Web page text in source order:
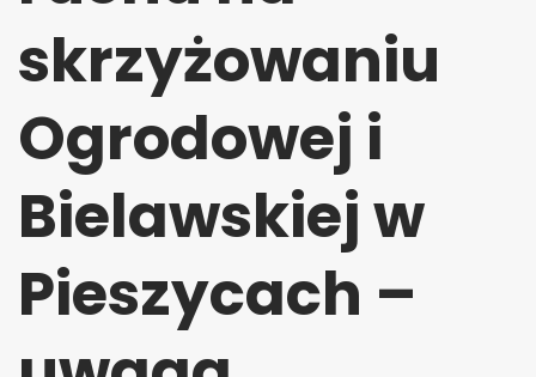
skrzyżowaniu
Ogrodowej i
Bielawskiej w
Pieszycach –